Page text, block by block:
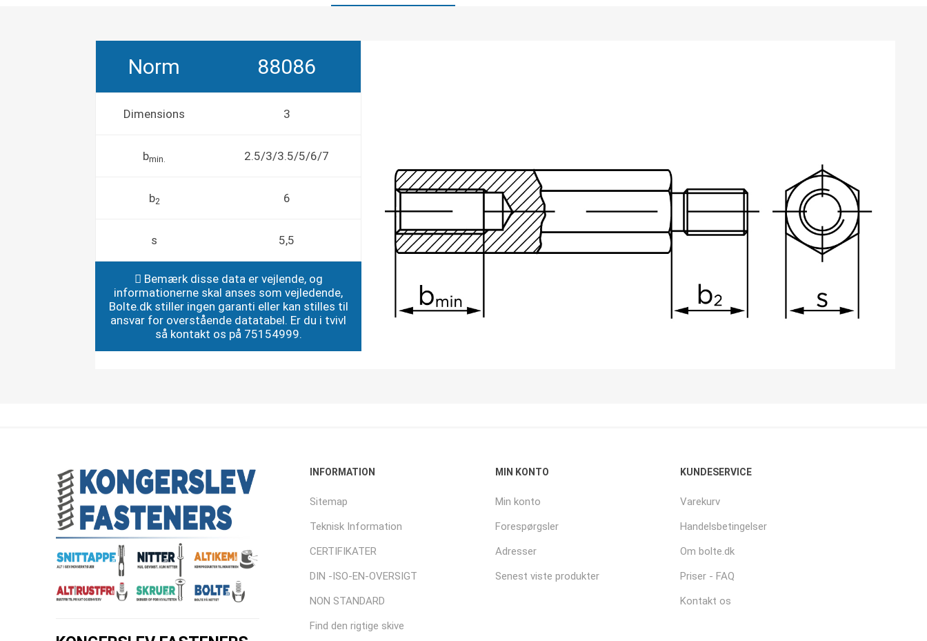
Norm 88086
Dimensions 3
bmin. 2.5/3/3.5/5/6/7
b2 6
s 5,5
Bemærk disse data er vejlende, og
informationerne skal anses som vejledende,
Bolte.dk stiller ingen garanti eller kan stilles til
ansvar for overstående datatabel. Er du i tvivl
så kontakt os på 75154999.
INFORMATION
Sitemap
Teknisk Information
CERTIFIKATER
DIN -ISO-EN-OVERSIGT
NON STANDARD
Find den rigtige skive
MIN KONTO
Min konto
Forespørgsler
Adresser
Senest viste produkter
KUNDESERVICE
Varekurv
Handelsbetingelser
Om bolte.dk
Priser - FAQ
Kontakt os